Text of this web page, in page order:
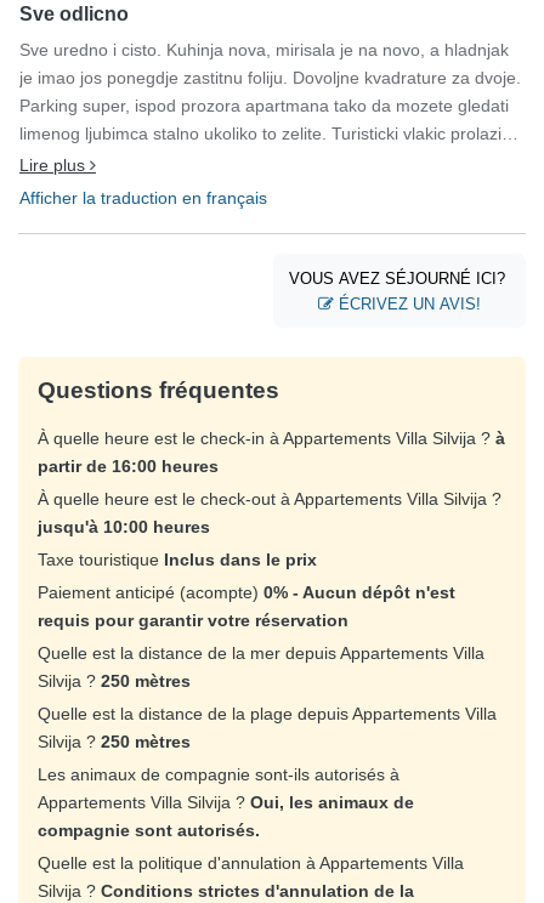
Sve odlicno
Sve uredno i cisto. Kuhinja nova, mirisala je na novo, a hladnjak
je imao jos ponegdje zastitnu foliju. Dovoljne kvadrature za dvoje.
Parking super, ispod prozora apartmana tako da mozete gledati
limenog ljubimca stalno ukoliko to zelite. Turisticki vlakic prolazi
ulicom. Nema previse prometa, samo ponekad tijekom dana kada
ljudi idu na plazu se dogodila kratkotrajna guzvica. Vlasnici su
Lire plus
Afficher la traduction en français
VOUS AVEZ SÉJOURNÉ ICI?
ÉCRIVEZ UN AVIS!
Questions fréquentes
À quelle heure est le check-in à Appartements Villa Silvija ? à
partir de 16:00 heures
À quelle heure est le check-out à Appartements Villa Silvija ?
jusqu'à 10:00 heures
Taxe touristique Inclus dans le prix
Paiement anticipé (acompte) 0% - Aucun dépôt n'est
requis pour garantir votre réservation
Quelle est la distance de la mer depuis Appartements Villa
Silvija ? 250 mètres
Quelle est la distance de la plage depuis Appartements Villa
Silvija ? 250 mètres
Les animaux de compagnie sont-ils autorisés à
Appartements Villa Silvija ? Oui, les animaux de
compagnie sont autorisés.
Quelle est la politique d'annulation à Appartements Villa
Silvija ? Conditions strictes d'annulation de la